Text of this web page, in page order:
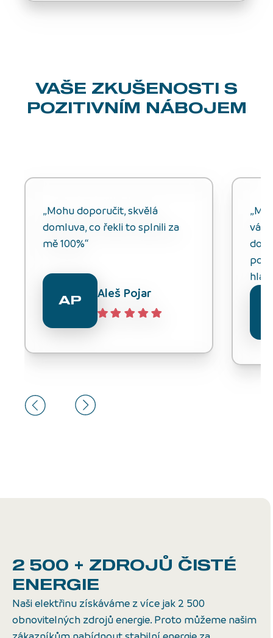
VAŠE ZKUŠENOSTI S
POZITIVNÍM NÁBOJEM
„Mohu doporučit, skvělá
domluva, co řekli to splnili za
mě 100%“
AP Aleš Pojar
do
2 500 + ZDROJŮ ČISTÉ
ENERGIE
Naši elektřinu získáváme z více jak 2 500
obnovitelných zdrojů energie. Proto můžeme našim